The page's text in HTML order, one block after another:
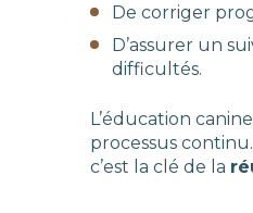
De corriger
D’assurer un
difficultés.
L’éducation canine
processus
c’est la clé de la